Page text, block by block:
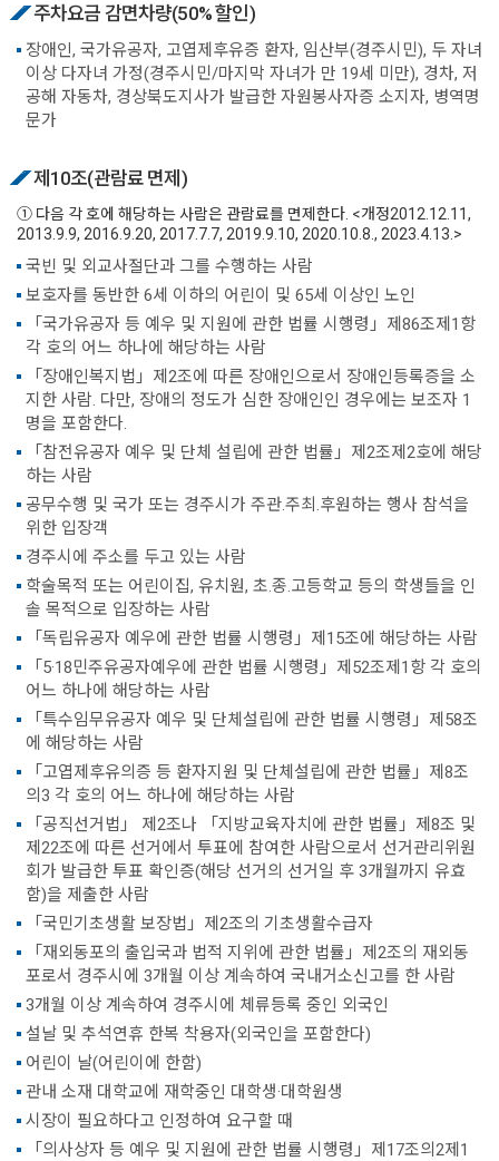
주차요금 감면차량(50% 할인)
장애인, 국가유공자, 고엽제후유증 환자, 임산부(경주시민), 두 자녀
이상 다자녀 가정(경주시민/마지막 자녀가 만 19세 미만), 경차, 저
공해 자동차, 경상북도지사가 발급한 자원봉사자증 소지자, 병역명
문가
제10조(관람료 면제)
① 다음 각 호에 해당하는 사람은 관람료를 면제한다. <개정2012.12.11,
2013.9.9, 2016.9.20, 2017.7.7, 2019.9.10, 2020.10.8., 2023.4.13.>
국빈 및 외교사절단과 그를 수행하는 사람
보호자를 동반한 6세 이하의 어린이 및 65세 이상인 노인
「국가유공자 등 예우 및 지원에 관한 법률 시행령」제86조제1항
각 호의 어느 하나에 해당하는 사람
「장애인복지법」제2조에 따른 장애인으로서 장애인등록증을 소
지한 사람. 다만, 장애의 정도가 심한 장애인인 경우에는 보조자 1
명을 포함한다.
「참전유공자 예우 및 단체 설립에 관한 법률」제2조제2호에 해당
하는 사람
공무수행 및 국가 또는 경주시가 주관.주최.후원하는 행사 참석을
위한 입장객
경주시에 주소를 두고 있는 사람
학술목적 또는 어린이집, 유치원, 초.종.고등학교 등의 학생들을 인
솔 목적으로 입장하는 사람
「독립유공자 예우에 관한 법률 시행령」제15조에 해당하는 사람
「5·18민주유공자예우에 관한 법률 시행령」제52조제1항 각 호의
어느 하나에 해당하는 사람
「특수임무유공자 예우 및 단체설립에 관한 법률 시행령」제58조
에 해당하는 사람
「고엽제후유의증 등 환자지원 및 단체설립에 관한 법률」제8조
의3 각 호의 어느 하나에 해당하는 사람
「공직선거법」 제2조나 「지방교육자치에 관한 법률」제8조 및
제22조에 따른 선거에서 투표에 참여한 사람으로서 선거관리위원
회가 발급한 투표 확인증(해당 선거의 선거일 후 3개월까지 유효
함)을 제출한 사람
「국민기초생활 보장법」제2조의 기초생활수급자
「재외동포의 출입국과 법적 지위에 관한 법률」제2조의 재외동
포로서 경주시에 3개월 이상 계속하여 국내거소신고를 한 사람
3개월 이상 계속하여 경주시에 체류등록 중인 외국인
설날 및 추석연휴 한복 착용자(외국인을 포함한다)
어린이 날(어린이에 한함)
관내 소재 대학교에 재학중인 대학생·대학원생
시장이 필요하다고 인정하여 요구할 때
「의사상자 등 예우 및 지원에 관한 법률 시행령」제17조의2제1